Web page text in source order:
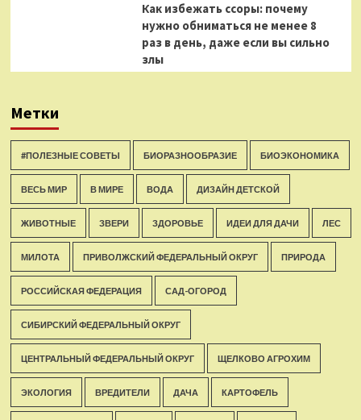
Как избежать ссоры: почему
нужно обниматься не менее 8
раз в день, даже если вы сильно
злы
Метки
#ПОЛЕЗНЫЕ СОВЕТЫ БИОРАЗНООБРАЗИЕ БИОЭКОНОМИКА
ВЕСЬ МИР В МИРЕ ВОДА ДИЗАЙН ДЕТСКОЙ
ЖИВОТНЫЕ ЗВЕРИ ЗДОРОВЬЕ ИДЕИ ДЛЯ ДАЧИ ЛЕС
МИЛОТА ПРИВОЛЖСКИЙ ФЕДЕРАЛЬНЫЙ ОКРУГ ПРИРОДА
РОССИЙСКАЯ ФЕДЕРАЦИЯ САД-ОГОРОД
СИБИРСКИЙ ФЕДЕРАЛЬНЫЙ ОКРУГ
ЦЕНТРАЛЬНЫЙ ФЕДЕРАЛЬНЫЙ ОКРУГ ЩЕЛКОВО АГРОХИМ
ЭКОЛОГИЯ ВРЕДИТЕЛИ ДАЧА КАРТОФЕЛЬ